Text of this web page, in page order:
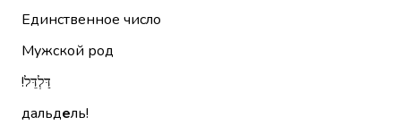
Единственное число
Мужской род
דַּלְדֵּל!‏
дальдель!